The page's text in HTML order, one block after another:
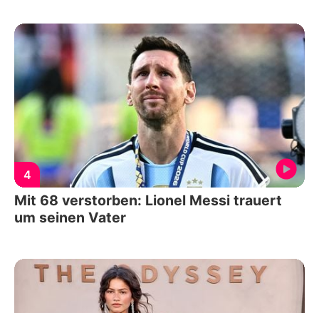
4
Mit 68 verstorben: Lionel Messi trauert
um seinen Vater